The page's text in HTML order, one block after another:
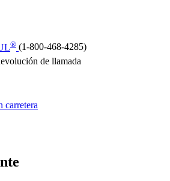
® (1-800-468-4285)
de llamada
carretera